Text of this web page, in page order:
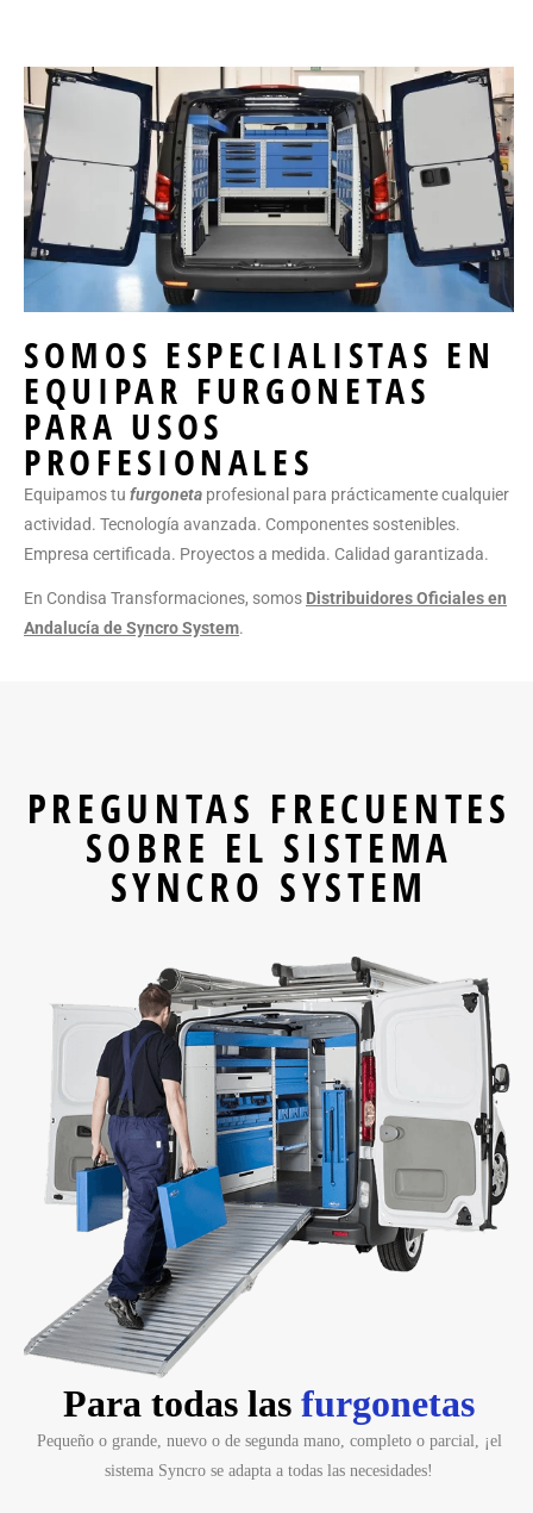
SOMOS ESPECIALISTAS EN
EQUIPAR FURGONETAS
PARA USOS
PROFESIONALES
Equipamos tu furgoneta profesional para prácticamente cualquier
actividad. Tecnología avanzada. Componentes sostenibles.
Empresa certificada. Proyectos a medida. Calidad garantizada.
En Condisa Transformaciones, somos Distribuidores Oficiales en
Andalucía de Syncro System.
PREGUNTAS FRECUENTES
SOBRE EL SISTEMA
SYNCRO SYSTEM
Para todas las furgonetas
Pequeño o grande, nuevo o de segunda mano, completo o parcial, ¡el
sistema Syncro se adapta a todas las necesidades!